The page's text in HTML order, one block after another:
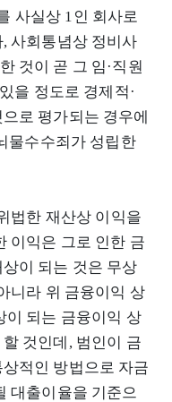
사실상 1인 회사로
사회통념상 정비사
것이 곧 그 임·직원
을 정도로 경제적·
로 평가되는 경우에
물수수죄가 성립한
법한 재산상 이익을
이익은 그로 인한 금
이 되는 것은 무상
니라 위 금융이익 상
이 되는 금융이익 상
것인데, 범인이 금
적인 방법으로 자금
대출이율을 기준으